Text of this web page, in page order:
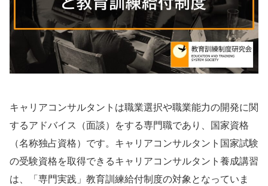
キャリアコンサルタントは職業選択や職業能力の開発に関
するアドバイス（面談）をする専門職であり、国家資格
（名称独占資格）です。キャリアコンサルタント国家試験
の受験資格を取得できるキャリアコンサルタント養成講習
は、「専門実践」教育訓練給付制度の対象となっていま